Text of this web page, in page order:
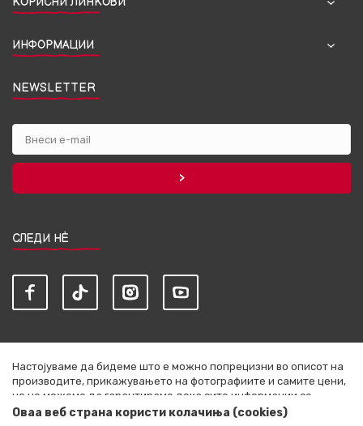
ИНФОРМАЦИИ
NEWSLETTER
СЛЕДИ НЀ
Настојуваме да бидеме што е можно попрецизни во описот на
производите, прикажувањето на фотографиите и самите цени,
но не можеме да гарантираме дека сите информации се
комплетни и без грешки. Сите артикли прикажани на сајтот се
Оваа веб страна користи колачиња (cookies)